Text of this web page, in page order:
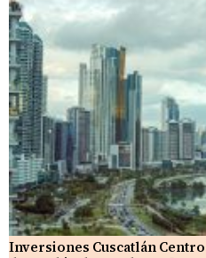
Inversiones Cuscatlán